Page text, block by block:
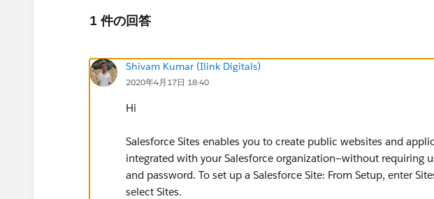
1 件の回答
Shivam Kumar (Ilink Digitals)
2020年4月17日 18:40
Hi
Salesforce Sites enables you to create public websites and
integrated with your Salesforce organization—without requiring
and password. To set up a Salesforce Site: From Setup, enter
select Sites.